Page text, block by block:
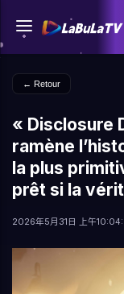
← Retour
« Disclosure
ramène
la plus
prêt si la
2026年5月31日 上午